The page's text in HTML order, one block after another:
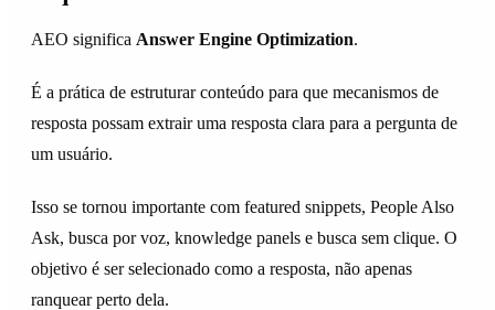
AEO significa Answer Engine Optimization.
É a prática de estruturar conteúdo para que mecanismos de
resposta possam extrair uma resposta clara para a pergunta de
um usuário.
Isso se tornou importante com featured snippets, People Also
Ask, busca por voz, knowledge panels e busca sem clique. O
objetivo é ser selecionado como a resposta, não apenas
ranquear perto dela.